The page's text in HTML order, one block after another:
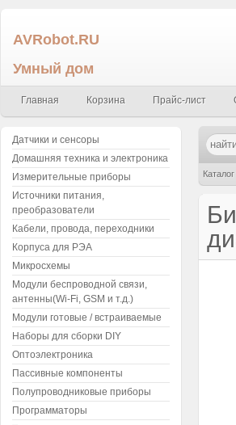
AVRobot.RU
Умный дом
Главная Корзина Прайс-лист
Каталог
Датчики и сенсоры
Домашняя техника и электроника
Измерительные приборы
Источники питания,
преобразователи
Кабели, провода, переходники
Корпуса для РЭА
Микросхемы
Модули беспроводной связи,
антенны(Wi-Fi, GSM и т.д.)
Модули готовые / встраиваемые
Наборы для сборки DIY
Оптоэлектроника
Пассивные компоненты
Полупроводниковые приборы
Программаторы